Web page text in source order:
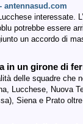
- antennasud.com
interessate.
potrebbe essere
un accordo di
in un girone di
delle squadre che
Lucchese, Nuova
Siena e Prato